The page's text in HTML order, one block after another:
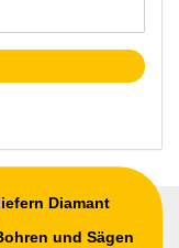
Diamant
und Sägen